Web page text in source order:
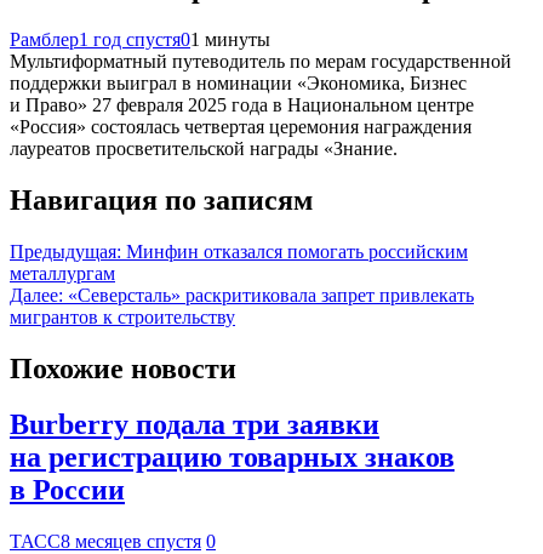
Рамблер1 год спустя01 минуты
Мультиформатный путеводитель по мерам государственной
поддержки выиграл в номинации «Экономика, Бизнес
и Право» 27 февраля 2025 года в Национальном центре
«Россия» состоялась четвертая церемония награждения
лауреатов просветительской награды «Знание.
Навигация по записям
Предыдущая: Минфин отказался помогать российским
металлургам
Далее: «Северсталь» раскритиковала запрет привлекать
мигрантов к строительству
Похожие новости
Burberry подала три заявки
на регистрацию товарных знаков
в России
ТАСС8 месяцев спустя 0